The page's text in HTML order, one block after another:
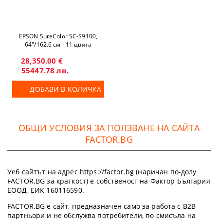
EPSON SureColor SC-S9100,
64"/162.6 см - 11 цвята
28,350.00 €
55447.78 лв.
ДОБАВИ В КОЛИЧКА
ОБЩИ УСЛОВИЯ ЗА ПОЛЗВАНЕ НА САЙТА
FACTOR.BG
Уеб сайтът на адрес https://factor.bg (наричан по-долу
FACTOR.BG за краткост) е собственост на Фактор България
ЕООД, ЕИК 160116590.
FACTOR.BG е сайт, предназначен само за работа с B2B
партньори и не обслужва потребители, по смисъла на